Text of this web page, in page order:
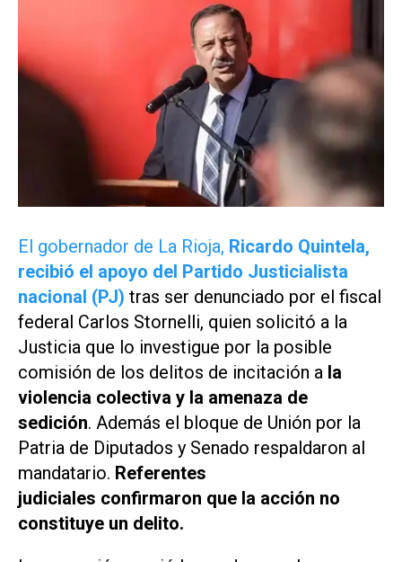
El gobernador de La Rioja, Ricardo Quintela,
recibió el apoyo del Partido Justicialista
nacional (PJ) tras ser denunciado por el fiscal
federal Carlos Stornelli, quien solicitó a la
Justicia que lo investigue por la posible
comisión de los delitos de incitación a la
violencia colectiva y la amenaza de
sedición. Además el bloque de Unión por la
Patria de Diputados y Senado respaldaron al
mandatario. Referentes
judiciales confirmaron que la acción no
constituye un delito.